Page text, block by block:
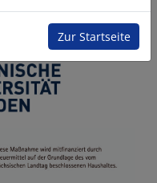
Zur Startseite